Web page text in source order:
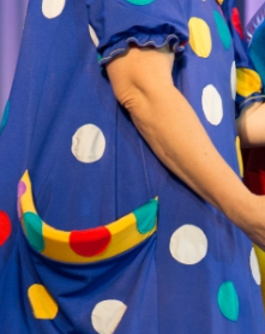
Коллективы Новости
ОТЧЕТЫ ГКЦ